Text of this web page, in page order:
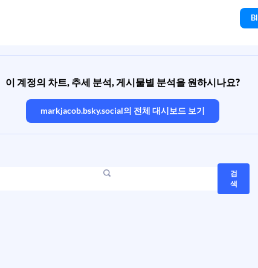
이 계정의 차트, 추세 분석, 게시물별 분석을 원하시나요?
markjacob.bsky.social의 전체 대시보드 보기
검
색